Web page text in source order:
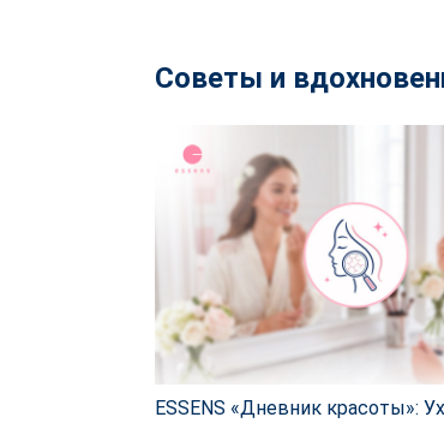
Советы и
ESSENS «Дневник красоты»: